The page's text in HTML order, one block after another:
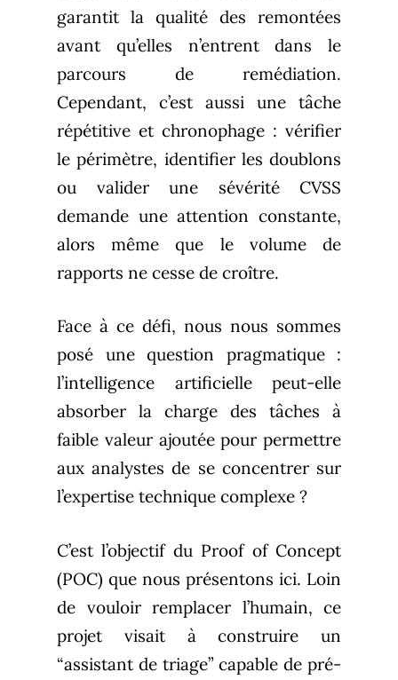
garantit la qualité des remontées
avant qu’elles n’entrent dans le
parcours de remédiation.
Cependant, c’est aussi une tâche
répétitive et chronophage : vérifier
le périmètre, identifier les doublons
ou valider une sévérité CVSS
demande une attention constante,
alors même que le volume de
rapports ne cesse de croître.
Face à ce défi, nous nous sommes
posé une question pragmatique :
l’intelligence artificielle peut-elle
absorber la charge des tâches à
faible valeur ajoutée pour permettre
aux analystes de se concentrer sur
l’expertise technique complexe ?
C’est l’objectif du Proof of Concept
(POC) que nous présentons ici. Loin
de vouloir remplacer l’humain, ce
projet visait à construire un
“assistant de triage” capable de pré-